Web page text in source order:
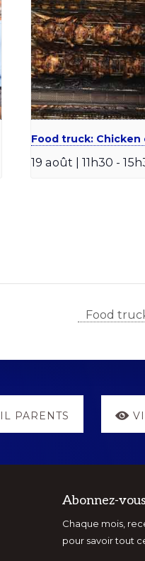
Food truck: Chicken
19 août | 11h30 -
Food
PARENTS
Abonnez-
Chaque mois,
pour savoir tout